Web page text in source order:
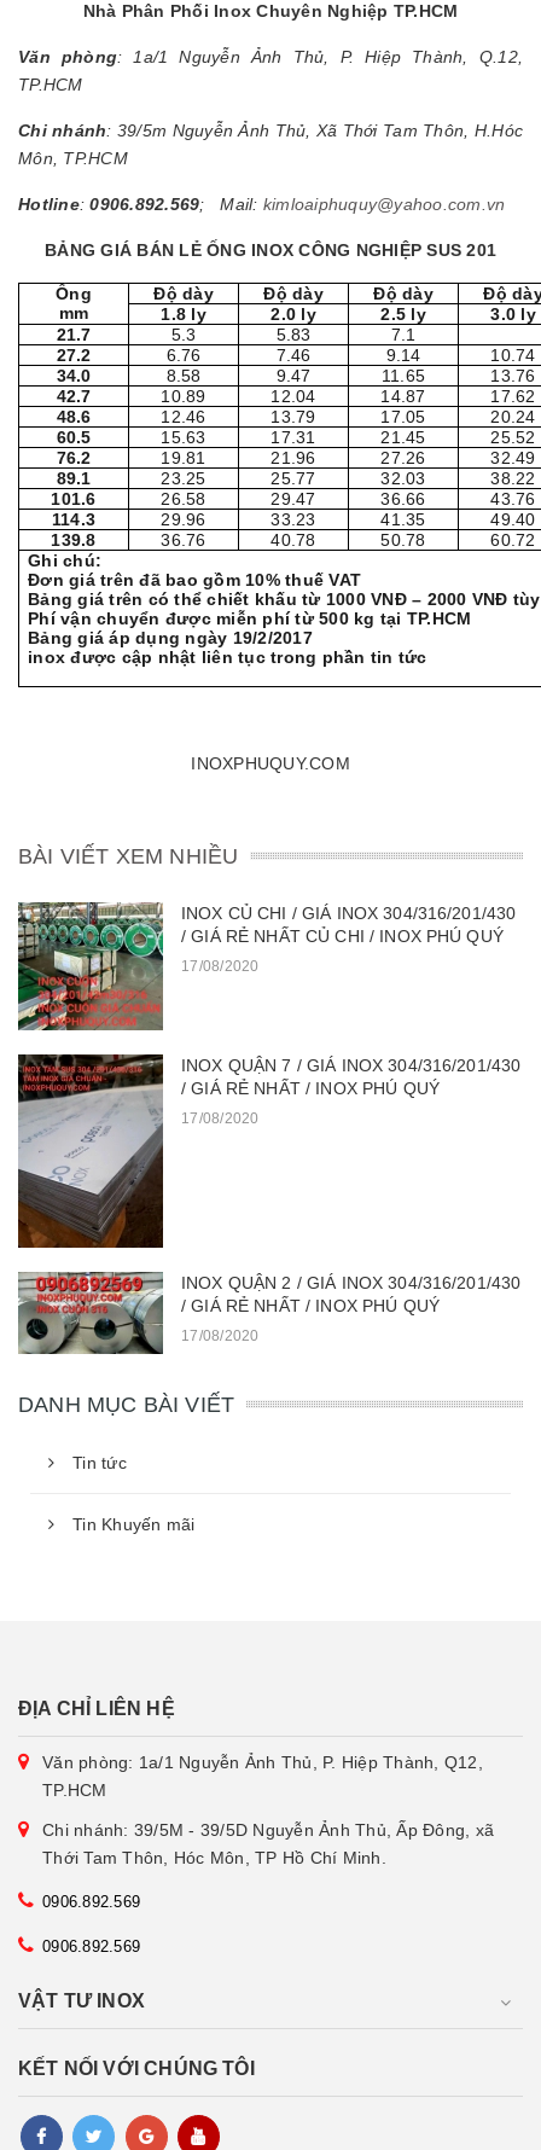
Nhà Phân Phối Inox Chuyên Nghiệp TP.HCM
Văn phòng: 1a/1 Nguyễn Ảnh Thủ, P. Hiệp Thành, Q.12,
TP.HCM
Chi nhánh: 39/5m Nguyễn Ảnh Thủ, Xã Thới Tam Thôn, H.Hóc
Môn, TP.HCM
Hotline:0906.892.569; Mail: kimloaiphuquy@yahoo.com.vn
BẢNG GIÁ BÁN LẺ ỐNG INOX CÔNG NGHIỆP SUS 201
Ống
mm
Độ dày Độ dày Độ dày
Độ
1.8 ly
2.0 ly 2.5 ly
3.0 ly
21.7
5.3 5.83
7.1
27.2
6.76 7.46 9.14
10.74
34.0
8.58 9.47 11.65
13.76
42.7
10.89 12.04 14.87
17.62
48.6
12.46 13.79 17.05
20.24
60.5
15.63 17.31 21.45
25.52
76.2
19.81 21.96 27.26
32.49
89.1
23.25 25.77 32.03
38.22
101.6
26.58 29.47 36.66
43.76
114.3
29.96 33.23 41.35
49.40
139.8
36.76 40.78 50.78
60.72
Ghi chú:
Đơn giá trên đã bao gồm 10% thuế VAT
Bảng giá trên có thể chiết khấu từ 1000 VNĐ – 2000 VNĐ
Phí vận chuyển được miễn phí từ 500 kg tại TP.HCM
Bảng giá áp dụng ngày
inox được cập nhật liên tục trong phần tin tức
INOXPHUQUY.COM
BÀI VIẾT XEM NHIỀU
INOX CỦ CHI / GIÁ INOX 304/316/201/430
/ GIÁ RẺ NHẤT CỦ CHI / INOX PHÚ QUÝ
17/08/2020
INOX QUẬN 7 / GIÁ INOX 304/316/201/430
/ GIÁ RẺ NHẤT / INOX PHÚ QUÝ
17/08/2020
INOX QUẬN 2 / GIÁ INOX 304/316/201/430
/ GIÁ RẺ NHẤT / INOX PHÚ QUÝ
17/08/2020
DANH MỤC BÀI VIẾT
Tin tức
Tin Khuyến mãi
ĐỊA CHỈ LIÊN HỆ
Văn phòng: 1a/1 Nguyễn Ảnh Thủ, P. Hiệp Thành, Q12,
TP.HCM
Chi nhánh: 39/5M - 39/5D Nguyễn Ảnh Thủ, Ấp Đông, xã
Thới Tam Thôn, Hóc Môn, TP Hồ Chí Minh.
0906.892.569
0906.892.569
VẬT TƯ INOX
KẾT NỐI VỚI CHÚNG TÔI